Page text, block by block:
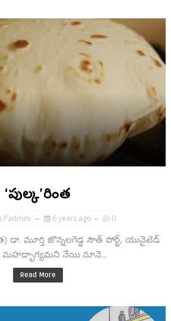
‘పుల్క’రింత
Padmini 6 years ago 0
డా. మూర్తి జొన్నలగెడ్డ సౌత్ పోర్ట్, యునైటెడ్
మహద్భాగ్యమని నేయి నూనె...
Read More